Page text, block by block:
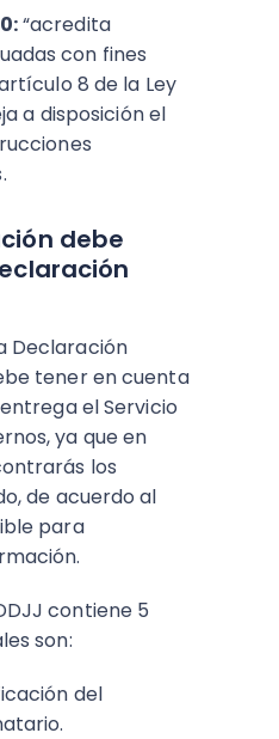
“acredita
con fines
8 de la Ley
a disposición el
debe
Declaración
tener en cuenta
el Servicio
ya que en
los
de acuerdo al
para
contiene 5
son:
del